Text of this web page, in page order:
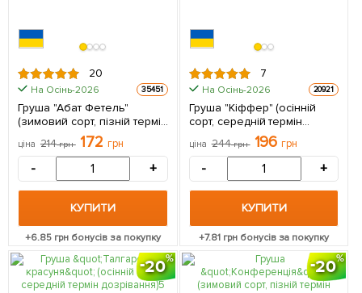
20
На Осінь-2026 35451
Груша "Абат Фетель"
(зимовий сорт, пізній термін
дозрівання) 1 саджанець в
упаковці
ціна 214грн 172 грн
- +
КУПИТИ
+6.85 грн бонусів за покупку
7
На Осінь-2026 20921
Груша "Кіффер" (осінній
сорт, середній термін
дозрівання) 1 саджанець в
упаковці
ціна 244грн 196 грн
- +
КУПИТИ
+7.81грн бонусів за покупку
20 20